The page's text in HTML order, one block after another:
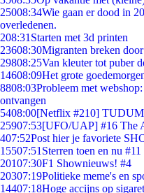
25008:34Wie gaan er dood in
overledenen.
208:31 Starten met 3d printen
23608:30Migranten breken
29808:25Van kleuter tot puber
14608:09Het grote
8808:03Probleem met
ontvangen
5408:00[Netflix #210] TUDUM
25907:53[UFO/UAP] #16 The
407:52Post hier je favoriete
15507:51 Sterren toen en nu #11
20107:30F1 Shownieuws! #4
20307:19Politieke meme's en
14407:18Hoge accijns op